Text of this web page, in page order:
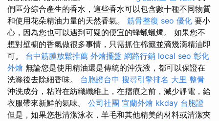
們區分綜合產生的香水，這些香水可以包含數十種不同物質
和使用花朵精油力量的天然香氣。 筋骨整復 seo 優化 要小
心，因為您也可以遇到可疑的便宜的蜂蠟蠟燭。 如果您不
想對壁櫥的香氣做很多事情，只需抓住棉籤並滴幾滴精油即
可。 台中筋膜放鬆推薦 外燴擺盤 網路行銷 local seo 彰化
外燴 無論您是使用精油還是傳統的沖洗液，都可以保證在
洗滌後去除細香味。 台胞證台中 搜尋引擎排名 大里 整骨
沖洗成分，粘附在紡織纖維上，在摺痕之前，減少靜電，給
衣服帶來新鮮的氣味。 公司社團 宜蘭外燴 kkday 台胞證
但是，如果您想清潔泳衣，羊毛和其他精美的材料或清潔夾